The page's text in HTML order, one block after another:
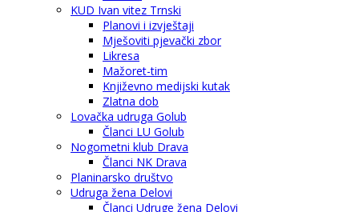
KUD Ivan vitez Trnski
Planovi i izvještaji
Mješoviti pjevački zbor
Likresa
Mažoret-tim
Književno medijski kutak
Zlatna dob
Lovačka udruga Golub
Članci LU Golub
Nogometni klub Drava
Članci NK Drava
Planinarsko društvo
Udruga žena Delovi
Članci Udruge žena Delovi